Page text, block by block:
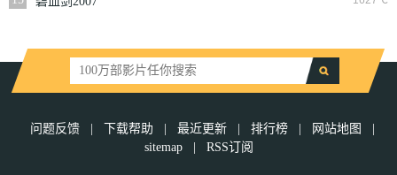
问题反馈 下载帮助 最近更新 排行榜 网站地图
sitemap
RSS订阅